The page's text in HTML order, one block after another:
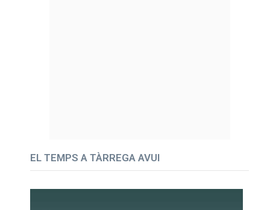
EL TEMPS A TÀRREGA AVUI